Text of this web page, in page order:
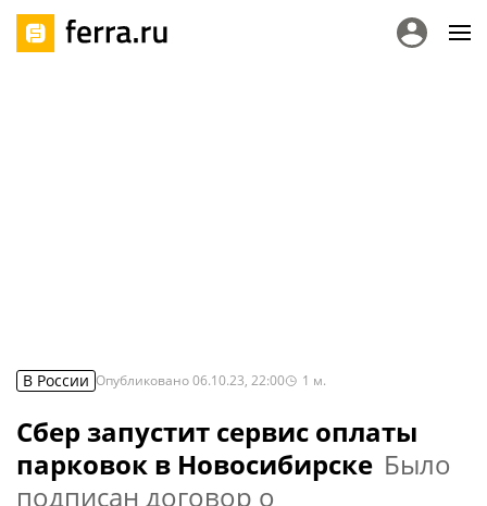
В России Опубликовано06.10.23, 22:00 1 м.
Сбер запустит сервис оплаты
парковок в Новосибирске Было
подписан договор о